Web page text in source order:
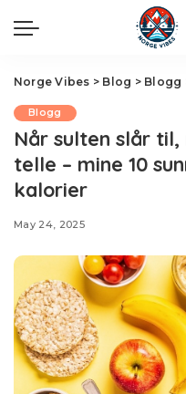
Norge Vibes > Blog > Blogg
Blogg
Når sulten slår
telle – mine 10
kalorier
May 24, 2025